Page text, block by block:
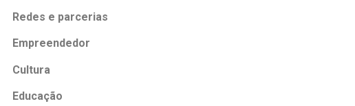
Redes e parcerias
Empreendedor
Cultura
Educação